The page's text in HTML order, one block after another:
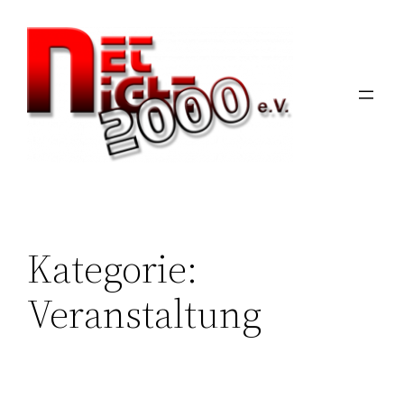
Inhalt
springen
Kategorie:
Veranstaltung